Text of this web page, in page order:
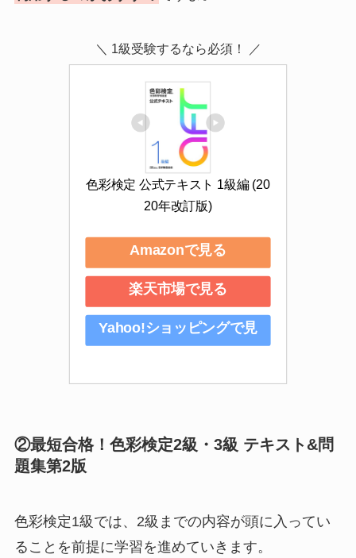
＼ 1級受験するなら必須！ ／
色彩検定 公式テキスト 1級編 (20
20年改訂版)
Amazonで見る
楽天市場で見る
Yahoo!ショッピングで見
②最短合格！色彩検定2級・3級 テキスト&問
題集第2版
色彩検定1級では、2級までの内容が頭に入ってい
ることを前提に学習を進めていきます。